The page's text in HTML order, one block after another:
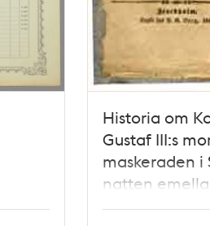
Historia om
Gustaf III:s
maskeraden i
natten
och 17 mars